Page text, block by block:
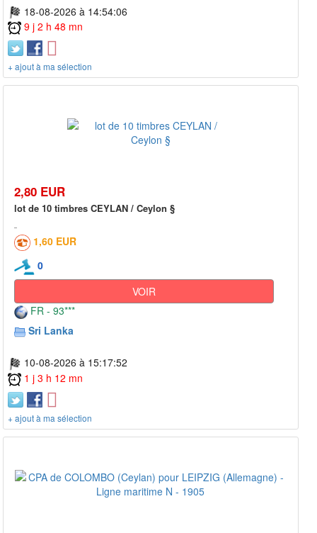
18-08-2026 à 14:54:06
9 j 2 h 48 mn
+ ajout à ma sélection
2,80 EUR
lot de 10 timbres CEYLAN / Ceylon §
1,60 EUR
0
VOIR
FR - 93***
Sri Lanka
10-08-2026 à 15:17:52
1 j 3 h 12 mn
+ ajout à ma sélection